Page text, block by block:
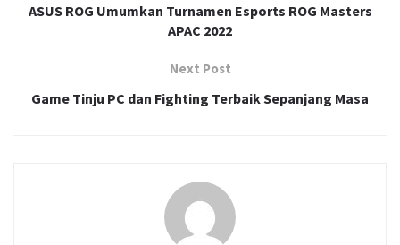
ASUS ROG Umumkan Turnamen Esports ROG Masters
APAC 2022
Next Post
Game Tinju PC dan Fighting Terbaik Sepanjang Masa